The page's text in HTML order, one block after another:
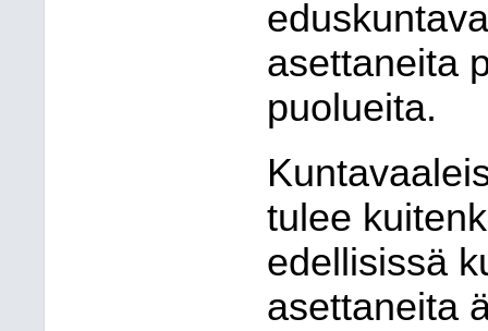
asettaneita
puolueita.
tulee
edellisissä
asettaneita